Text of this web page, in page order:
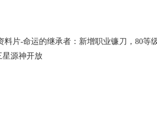
片-命运的继承者：新增职业镰刀，80等
星源神开放